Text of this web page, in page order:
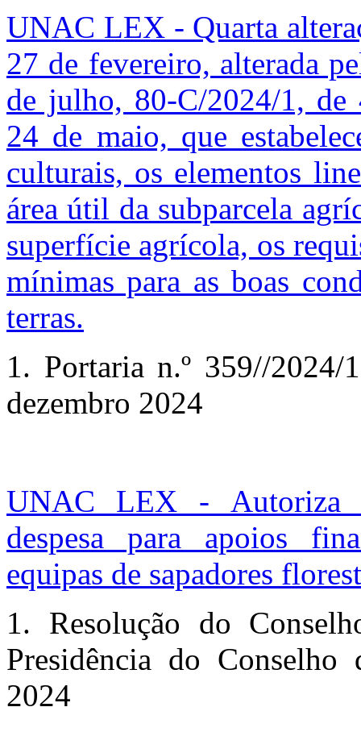
UNAC LEX - Quarta
27 de fevereiro, alterada
de julho, 80-C/2024/1,
24 de maio, que
culturais, os elementos
área útil da subparcela
superfície agrícola, os
mínimas para as boas
terras.
1. Portaria n.º 359//
dezembro 2024
UNAC LEX - Autoriza
despesa para apoios
equipas de sapadores
1. Resolução do
Presidência do
2024